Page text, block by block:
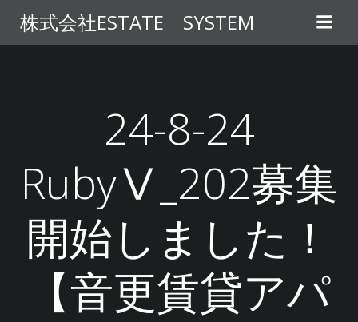
ン
テ
ス
キ
株式会社ESTATE SYSTEM
24-8-24
RubyⅤ_202募集
開始しました！
【音更賃貸アパ